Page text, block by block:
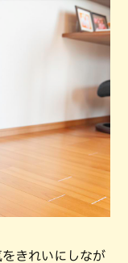
きれいにしなが